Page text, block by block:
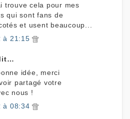
trouve cela pour mes
qui sont fans de
et usent beaucoup...
à 21:15
idée, merci
partagé votre
nous !
à 08:34